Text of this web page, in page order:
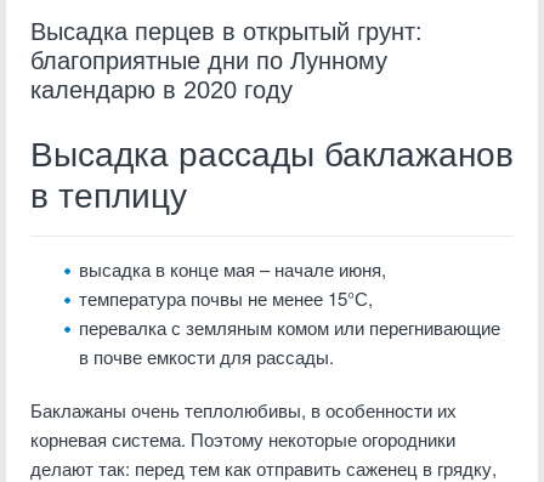
Высадка перцев в открытый грунт:
благоприятные дни по Лунному
календарю в 2020 году
Высадка рассады баклажанов
в теплицу
высадка в конце мая – начале июня,
температура почвы не менее 15°С,
перевалка с земляным комом или перегнивающие
в почве емкости для рассады.
Баклажаны очень теплолюбивы, в особенности их
корневая система. Поэтому некоторые огородники
делают так: перед тем как отправить саженец в грядку,